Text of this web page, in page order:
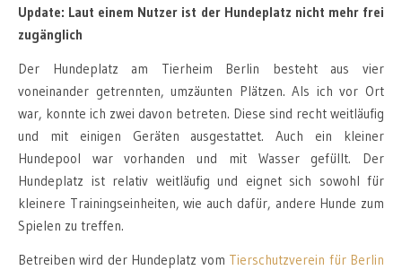
Update: Laut einem Nutzer ist der Hundeplatz nicht mehr frei
zugänglich
Der Hundeplatz am Tierheim Berlin besteht aus vier
voneinander getrennten, umzäunten Plätzen. Als ich vor Ort
war, konnte ich zwei davon betreten. Diese sind recht weitläufig
und mit einigen Geräten ausgestattet. Auch ein kleiner
Hundepool war vorhanden und mit Wasser gefüllt. Der
Hundeplatz ist relativ weitläufig und eignet sich sowohl für
kleinere Trainingseinheiten, wie auch dafür, andere Hunde zum
Spielen zu treffen.
Betreiben wird der Hundeplatz vom Tierschutzverein für Berlin